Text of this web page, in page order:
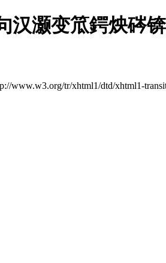
汉灏变笟鍔炴硶
www.w3.org/tr/xhtml1/dtd/xhtml1-